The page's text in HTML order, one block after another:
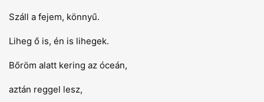
Száll a fejem, könnyű.
Liheg ő is, én is lihegek.
Bőröm alatt kering az óceán,
aztán reggel lesz,